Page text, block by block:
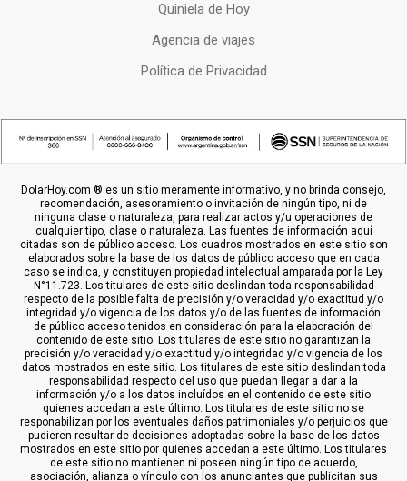
Quiniela de Hoy
Agencia de viajes
Política de Privacidad
DolarHoy.com ® es un sitio meramente informativo, y no brinda consejo,
recomendación, asesoramiento o invitación de ningún tipo, ni de
ninguna clase o naturaleza, para realizar actos y/u operaciones de
cualquier tipo, clase o naturaleza. Las fuentes de información aquí
citadas son de público acceso. Los cuadros mostrados en este sitio son
elaborados sobre la base de los datos de público acceso que en cada
caso se indica, y constituyen propiedad intelectual amparada por la Ley
N°11.723. Los titulares de este sitio deslindan toda responsabilidad
respecto de la posible falta de precisión y/o veracidad y/o exactitud y/o
integridad y/o vigencia de los datos y/o de las fuentes de información
de público acceso tenidos en consideración para la elaboración del
contenido de este sitio. Los titulares de este sitio no garantizan la
precisión y/o veracidad y/o exactitud y/o integridad y/o vigencia de los
datos mostrados en este sitio. Los titulares de este sitio deslindan toda
responsabilidad respecto del uso que puedan llegar a dar a la
información y/o a los datos incluídos en el contenido de este sitio
quienes accedan a este último. Los titulares de este sitio no se
responabilizan por los eventuales daños patrimoniales y/o perjuicios que
pudieren resultar de decisiones adoptadas sobre la base de los datos
mostrados en este sitio por quienes accedan a este último. Los titulares
de este sitio no mantienen ni poseen ningún tipo de acuerdo,
asociación, alianza o vínculo con los anunciantes que publicitan sus